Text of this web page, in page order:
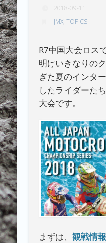
2018-09-11
JMX,TOPICS
R7中国大会ロス
明けいきなりの
ぎた夏のインタ
したライダーた
大会です。
まずは、観戦情報